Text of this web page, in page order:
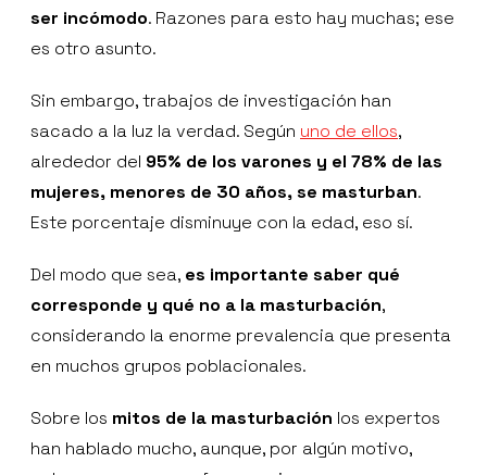
ser incómodo. Razones para esto hay muchas; ese
es otro asunto.
Sin embargo, trabajos de investigación han
sacado a la luz la verdad. Según uno de ellos,
alrededor del 95% de los varones y el 78% de las
mujeres, menores de 30 años, se masturban.
Este porcentaje disminuye con la edad, eso sí.
Del modo que sea, es importante saber qué
corresponde y qué no a la masturbación,
considerando la enorme prevalencia que presenta
en muchos grupos poblacionales.
Sobre los mitos de la masturbación los expertos
han hablado mucho, aunque, por algún motivo,